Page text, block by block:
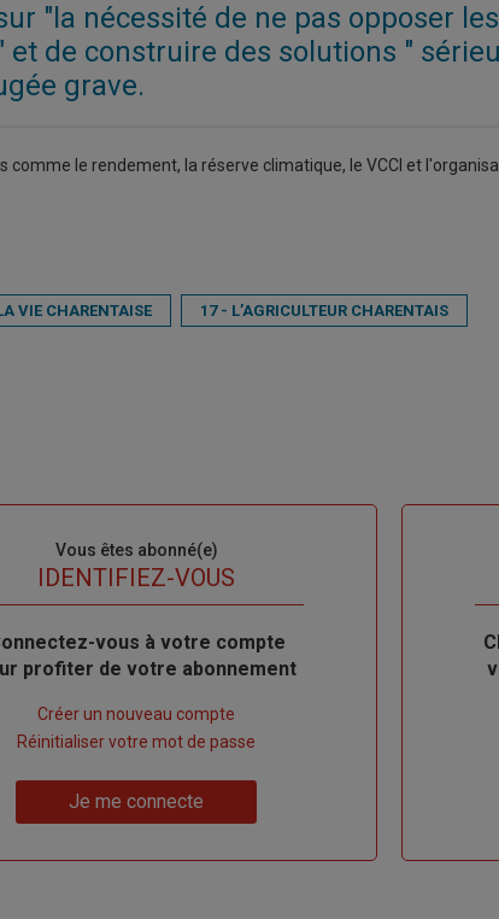
"la nécessité de ne pas opposer les
de construire des solutions "
grave.
comme le rendement, la réserve climatique, le VCCI et
VIE CHARENTAISE 17 - L’AGRICULTEUR CHARENTAIS
Vous êtes abonné(e)
IDENTIFIEZ-VOUS
vous à votre compte
profiter de votre abonnement
Créer un nouveau compte
Réinitialiser votre mot de passe
Je me connecte